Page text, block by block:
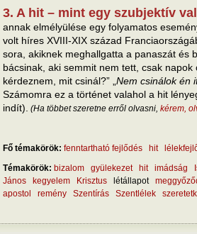
3. A hit – mint egy szubjektív
annak elmélyülése egy folyamatos
volt híres XVIII-XIX század
sora, akiknek meghallgatta a panaszát és
bácsinak, aki semmit nem tett, csak
kérdeznem, mit csinál?” „ Nem csinálok én
Számomra ez a történet valahol a hit
indít). (Ha többet szeretne erről olvasni, kérem,
Fő témakörök: fenntartható fejlődés hit
Témakörök: bizalom gyülekezet hit imádság
János
kegyelem Krisztus létállapot
apostol
remény Szentírás Szentlélek